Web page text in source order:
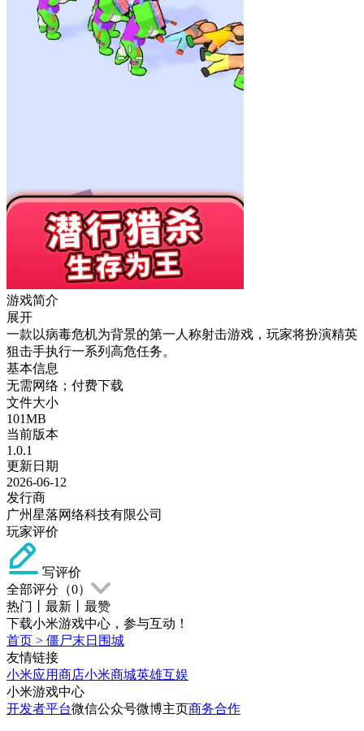
游戏简介
展开
一款以病毒危机为背景的第一人称射击游戏，玩家将扮演精英
狙击手执行一系列高危任务。
基本信息
无需网络；付费下载
文件大小
101MB
当前版本
1.0.1
更新日期
2026-06-12
发行商
广州星落网络科技有限公司
玩家评价
写评价
全部评分（0）
热门
最新
最赞
下载小米游戏中心，参与互动！
首页 > 僵尸末日围城
友情链接
小米应用商店小米商城英雄互娱
小米游戏中心
开发者平台微信公众号微博主页商务合作